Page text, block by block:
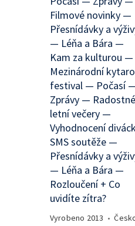
Filmové novinky —
Přesnídávky a
— Léňa a Bára —
Kam za kulturou —
Mezinárodní
festival — Počasí
Zprávy — Radostné
letní večery —
Vyhodnocení
SMS soutěže —
Přesnídávky a
— Léňa a Bára —
Rozloučení + Co
uvidíte zítra?
Vyrobeno 2013 •